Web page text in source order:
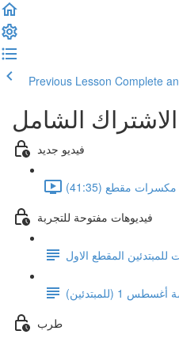
Previous Lesson Complete
الاشتراك الشامل
فيديو جديد
مكسرات مقطع (41:35)
فيديوهات مفتوحة للتجربة
المقطع الاول
1 (للمبتدئين)
طرب